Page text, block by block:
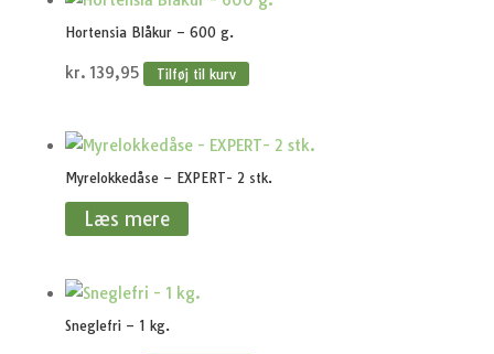
Hortensia Blåkur – 600 g.
kr. 139,95 Tilføj til kurv
Myrelokkedåse – EXPERT- 2 stk.
Læs mere
Sneglefri – 1 kg.